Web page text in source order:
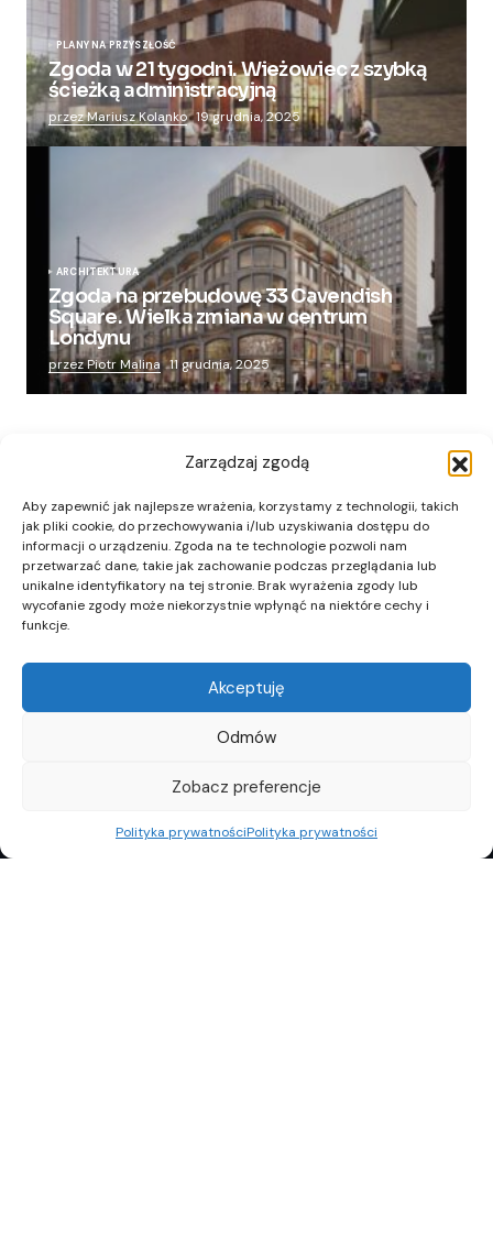
Zarządzaj zgodą
Aby zapewnić jak najlepsze wrażenia, korzystamy z technologii, takich
jak pliki cookie, do przechowywania i/lub uzyskiwania dostępu do
informacji o urządzeniu. Zgoda na te technologie pozwoli nam
przetwarzać dane, takie jak zachowanie podczas przeglądania lub
unikalne identyfikatory na tej stronie. Brak wyrażenia zgody lub
wycofanie zgody może niekorzystnie wpłynąć na niektóre cechy i
funkcje.
Akceptuję
Odmów
Zobacz preferencje
Polityka prywatnościPolityka prywatności
PLANY NA PRZYSZŁOŚĆ
Zgoda w 21 tygodni. Wieżowiec z szybką
ścieżką administracyjną
przez Mariusz Kolanko 19 grudnia, 2025
ARCHITEKTURA
Zgoda na przebudowę 33 Cavendish
Square. Wielka zmiana w centrum
Londynu
przez Piotr Malina 11 grudnia, 2025